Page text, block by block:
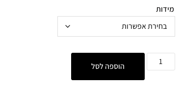
מידות
הוספה לסל